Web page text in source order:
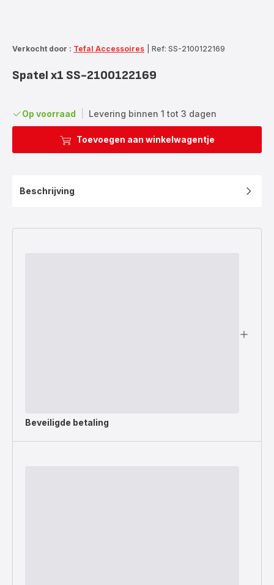
Verkocht door : Tefal Accessoires Ref: SS-2100122169
Spatel x1 SS-2100122169
Op voorraad Levering binnen 1 tot 3 dagen
Toevoegen aan winkelwagentje
Beschrijving
Beveiligde betaling